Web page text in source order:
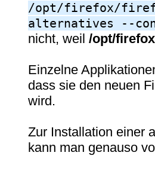
/opt/firefox/
alternatives --
nicht, weil /opt/
Einzelne
dass sie den neuen
wird.
Zur Installation einer
kann man genauso